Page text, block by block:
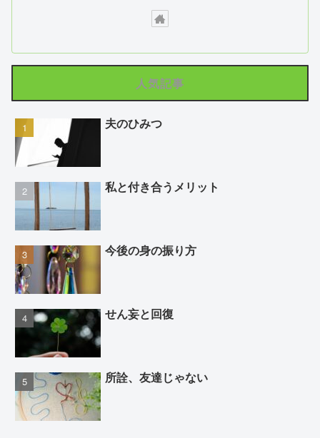
人気記事
夫のひみつ
私と付き合うメリット
今後の身の振り方
せん妄と回復
所詮、友達じゃない